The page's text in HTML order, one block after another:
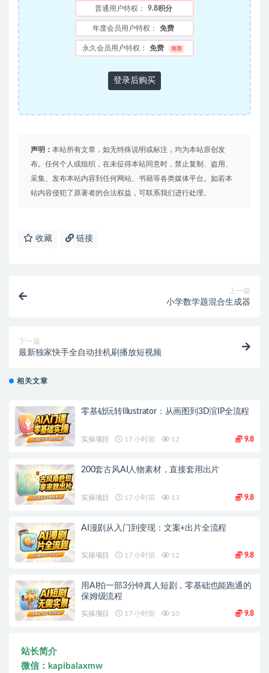
普通用户特权： 9.8积分
年度会员用户特权： 免费
永久会员用户特权： 免费 推荐
登录后购买
声明： 本站所有文章，如无特殊说明或标注，均为本站原创发
布。任何个人或组织，在未征得本站同意时，禁止复制、盗用、
采集、发布本站内容到任何网站、书籍等各类媒体平台。如若本
站内容侵犯了原著者的合法权益，可联系我们进行处理。
收藏 链接
上一篇
小学数学题混合生成器
下一篇
最新独家快手全自动挂机刷播放短视频
相关文章
零基础玩转Illustrator：从画图到3D渲IP全流程
实操项目 17 小时前 12 9.8
200套古风AI人物素材，直接套用出片
实操项目 17 小时前 13 9.8
AI漫剧从入门到变现：文案+出片全流程
实操项目 17 小时前 12 9.8
用AI拍一部3分钟真人短剧，零基础也能跑通的
保姆级流程
实操项目 17 小时前 10 9.8
站长简介
微信：kapibalaxmw